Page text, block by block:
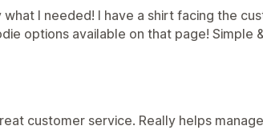
I needed! I have a shirt facing the
options available on that page! Simple
customer service. Really helps